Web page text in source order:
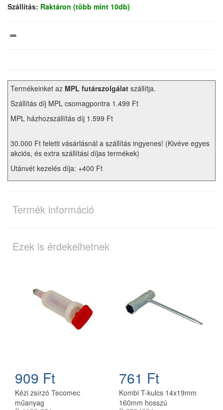
Szállítás: Raktáron (több mint 10db)
Termékeinket az MPL futárszolgálat szállítja.
Szállítás díj MPL csomagpontra 1.499 Ft
MPL házhozszállítás díj 1.599 Ft
30.000 Ft feletti vásárlásnál a szállítás ingyenes! (Kivéve egyes
akciós, és extra szállítási díjas termékek)
Utánvét kezelés díja: +400 Ft
Termék információ
Ezek is érdekelhetnek
909 Ft
Kézi zsírzó Tecomec
műanyag
761 Ft
Kombi T-kulcs 14x19mm
160mm hosszú